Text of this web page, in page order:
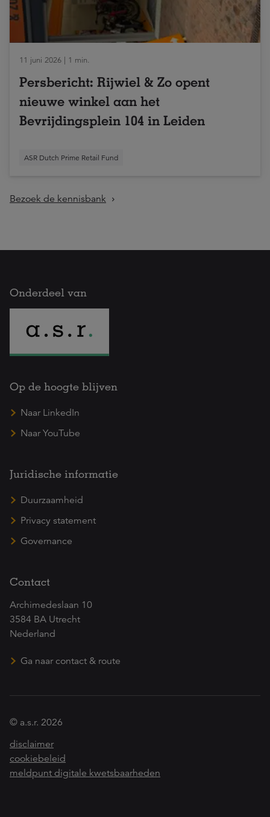
11 juni 2026 | 1 min.
Persbericht: Rijwiel & Zo opent
nieuwe winkel aan het
Bevrijdingsplein 104 in Leiden
ASR Dutch Prime Retail Fund
Bezoek de kennisbank
Onderdeel van
Op de hoogte blijven
Naar LinkedIn
Naar YouTube
Juridische informatie
Duurzaamheid
Privacy statement
Governance
Contact
Archimedeslaan 10
3584 BA Utrecht
Nederland
Ga naar contact & route
© a.s.r. 2026
disclaimer
cookiebeleid
meldpunt digitale kwetsbaarheden